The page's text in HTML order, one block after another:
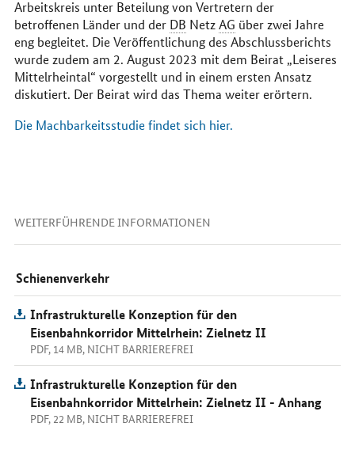
Arbeitskreis unter Beteilung von Vertretern der
betroffenen Länder und der DB NetzAG über zwei Jahre
eng begleitet. Die Veröffentlichung des Abschlussberichts
wurde zudem am 2. August 2023 mit dem Beirat „Leiseres
Mittelrheintal“ vorgestellt und in einem ersten Ansatz
diskutiert. Der Beirat wird das Thema weiter erörtern.
Die Machbarkeitsstudie findet sich hier.
WEITERFÜHRENDE INFORMATIONEN
Schienenverkehr
Infrastrukturelle Konzeption für den
Eisenbahnkorridor Mittelrhein: Zielnetz II
PDF, 14 MB, NICHT BARRIEREFREI
Infrastrukturelle Konzeption für den
Eisenbahnkorridor Mittelrhein: Zielnetz II - Anhang
PDF, 22 MB, NICHT BARRIEREFREI